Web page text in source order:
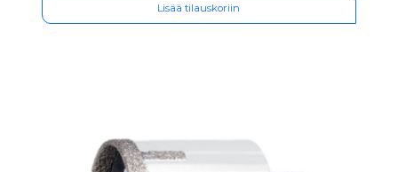
Lisää tilauskoriin